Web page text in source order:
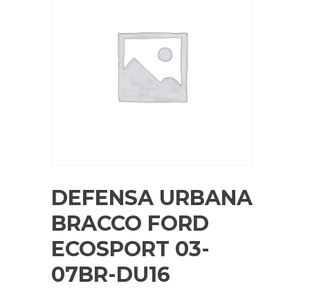
DEFENSA URBANA
BRACCO FORD
ECOSPORT 03-
07BR-DU16